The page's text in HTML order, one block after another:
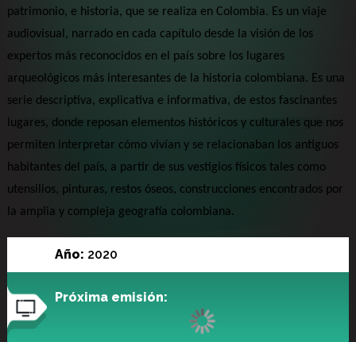
patrimonio, e historia, que se realiza en Colombia. Es un viaje
audiovisual, narrado en cada capítulo desde la visión de los
expertos más reconocidos en el país sobre los lugares
arqueológicos más interesantes de la historia colombiana. Es una
serie descriptiva, explicativa e informativa, de estos fascinantes
lugares, donde reposan elementos históricos y culturales que nos
permiten interpretar cómo vivían y se relacionaban los antiguos
habitantes del país, a partir de sus vestigios físicos tales como
utensilios, pinturas, restos óseos, construcciones encontrados por
la amplia y compleja geografía colombiana.
Año: 2020
Próxima emisión: